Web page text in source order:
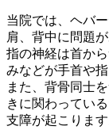
当院では、ヘバ
肩、背中に問題
指の神経は首か
みなどが手首や
また、背骨同士
きに関わってい
支障が起こります